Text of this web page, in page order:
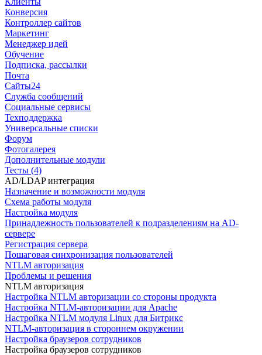
Конверсия
Контроллер сайтов
Маркетинг
Менеджер идей
Обучение
Подписка, рассылки
Почта
Сайты24
Служба сообщений
Социальные сервисы
Техподдержка
Универсальные списки
Форум
Фотогалерея
Дополнительные модули
Тесты (4)
AD/LDAP интеграция
Назначение и возможности модуля
Схема работы модуля
Настройка модуля
Принадлежность пользователей к подразделениям на AD-
сервере
Регистрация сервера
Пошаговая синхронизация пользователей
NTLM авторизация
Проблемы и решения
NTLM авторизация
Настройка NTLM авторизации со стороны продукта
Настройка NTLM-авторизации для Apache
Настройка NTLM модуля Linux для Битрикс
NTLM-авторизация в стороннем окружении
Настройка браузеров сотрудников
Настройка браузеров сотрудников